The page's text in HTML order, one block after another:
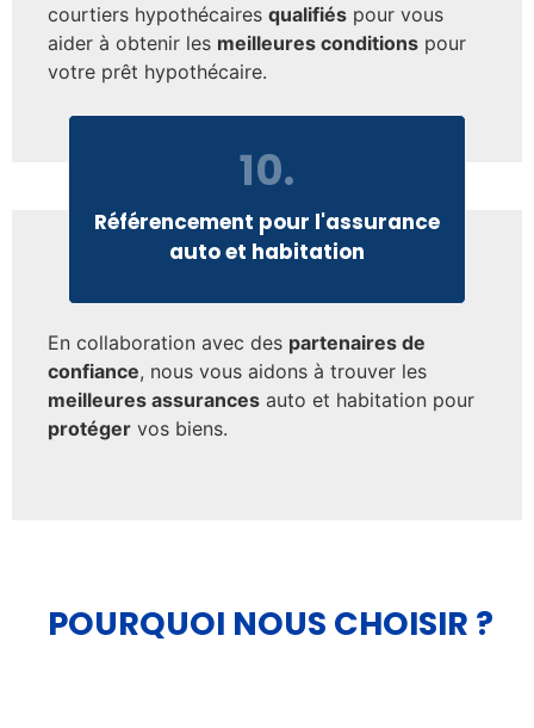
courtiers hypothécaires qualifiés pour vous
aider à obtenir les meilleures conditions pour
votre prêt hypothécaire.
10.
Référencement pour l'assurance
auto et habitation
En collaboration avec des partenaires de
confiance, nous vous aidons à trouver les
meilleures assurances auto et habitation pour
protéger vos biens.
POURQUOI NOUS CHOISIR ?